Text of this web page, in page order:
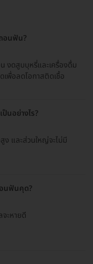
อนฟัน?
งดสูบบุหรี่และเครื่องดื่ม
พื่อลดโอกาสติดเชื้อ
นอย่างไร?
ง และส่วนใหญ่จะไม่มี
อนฟันคุด?
ะหายดี